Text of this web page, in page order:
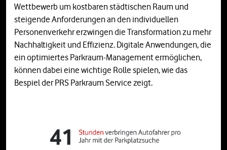
Wettbewerb um kostbaren städtischen Raum und
steigende Anforderungen an den individuellen
Personenverkehr erzwingen die Transformation zu mehr
Nachhaltigkeit und Effizienz. Digitale Anwendungen, die
ein optimiertes Parkraum-Management ermöglichen,
können dabei eine wichtige Rolle spielen, wie das
Bespiel der PRS Parkraum Service zeigt.